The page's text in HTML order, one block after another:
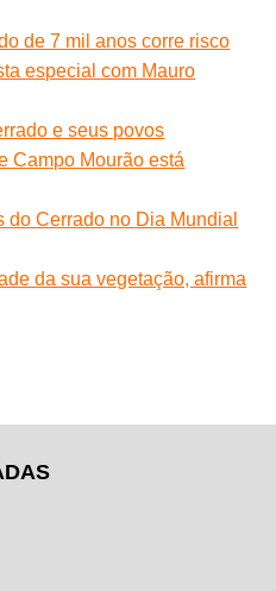
de 7 mil anos corre risco
especial com Mauro
e seus povos
Campo Mourão está
do Cerrado no Dia Mundial
da sua vegetação, afirma